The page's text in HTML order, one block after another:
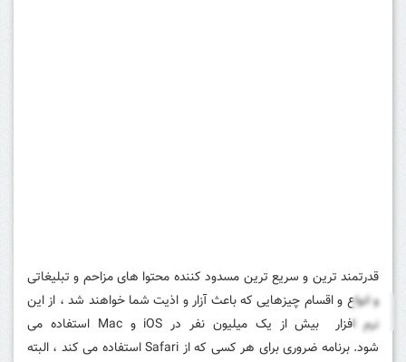
قدرتمند ترین و سریع ترین مسدود کننده محتوا های مزاحم و تبلیغاتی
و انواع و اقسام چیزهایی که باعث آزار و اذیت شما خواهند شد ، از این
نرم افزار بیش از یک میلیون نفر در iOS و Mac استفاده می
شود.
برنامه ضروری برای هر کسی که از Safari استفاده می کند ، البته